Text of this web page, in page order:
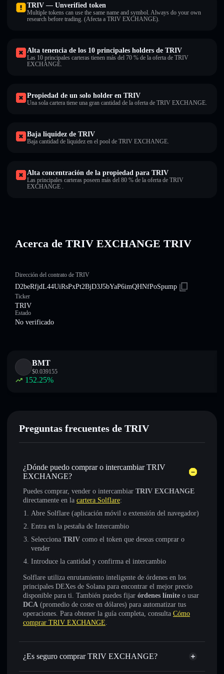
TRIV — Unverified token
Multiple tokens can use the same name and symbol. Always do your own
research before trading. (Afecta a TRIV EXCHANGE).
Alta tenencia de los 10 principales holders de TRIV
Las 10 principales carteras tienen más del 70 % de la oferta de TRIV
EXCHANGE.
Propiedad de un solo holder en TRIV
Una sola cartera tiene una gran cantidad de la oferta de TRIV EXCHANGE.
Baja liquidez de TRIV
Baja cantidad de liquidez en el pool de TRIV EXCHANGE.
Alta concentración de la propiedad para TRIV
Las principales carteras poseen más del 80 % de la oferta de TRIV
EXCHANGE .
Acerca de TRIV EXCHANGE TRIV
Dirección del contrato de TRIV
D2beRfjdL44UiRsPxPt2BjD3J5bYaP6imQHNfPoSpump
Ticker
TRIV
Estado
No verificado
BMT
$0.039155
152.25%
Preguntas frecuentes de TRIV
¿Dónde puedo comprar o intercambiar TRIV
EXCHANGE?
Puedes comprar, vender o intercambiar TRIV EXCHANGE
directamente en la cartera Solflare:
Abre Solflare (aplicación móvil o extensión del navegador)
Entra en la pestaña de Intercambio
Selecciona TRIV como el token que deseas comprar o
vender
Introduce la cantidad y confirma el intercambio
Solflare utiliza enrutamiento inteligente de órdenes en los
principales DEXes de Solana para encontrar el mejor precio
disponible para ti. También puedes fijar órdenes límite o usar
DCA (promedio de coste en dólares) para automatizar tus
operaciones. Para obtener la guía completa, consulta Cómo
comprar TRIV EXCHANGE.
¿Es seguro comprar TRIV EXCHANGE?
TRIV EXCHANGE no está verificado